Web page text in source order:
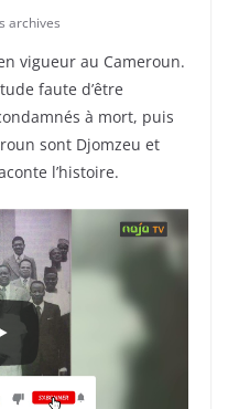
archives
vigueur au Cameroun.
faute d’être
à mort, puis
sont Djomzeu et
l’histoire.